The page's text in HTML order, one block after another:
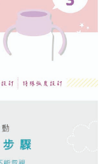
先享後付」服務完成之交
交易相關給付款項請求債
人之同意方可使用
形，本公司將視審查結果
若發現惡意使用之情形，
度並採取法律行動。